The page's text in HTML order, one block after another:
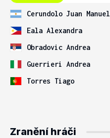
Cerundolo Juan Manuel
Eala Alexandra
Obradovic Andrea
Guerrieri Andrea
Torres Tiago
Zranění hráči